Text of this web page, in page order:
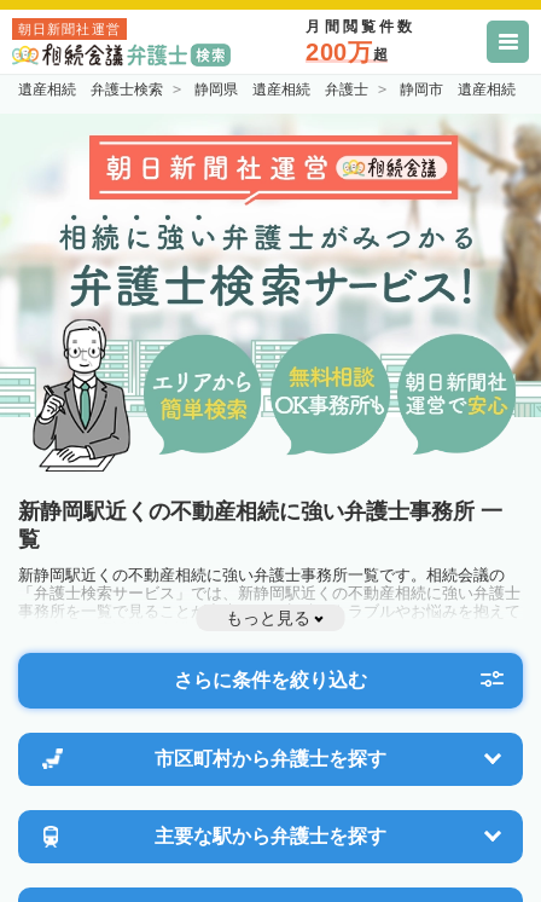
朝日新聞社運営 月間閲覧件数
200万超
遺産相続 弁護士検索 静岡県 遺産相続 弁護士 静岡市 遺産相続
新静岡駅近くの不動産相続に強い弁護士事務所 一
覧
新静岡駅近くの不動産相続に強い弁護士事務所一覧です。相続会議の
「弁護士検索サービス」では、新静岡駅近くの不動産相続に強い弁護士
事務所を一覧で見ることが出来ます。相続のトラブルやお悩みを抱えて
いる方は一度近隣の弁護士に相談してみましょう。
もっと見る
さらに条件を絞り込む
市区町村から弁護士を探す
主要な駅から弁護士を探す